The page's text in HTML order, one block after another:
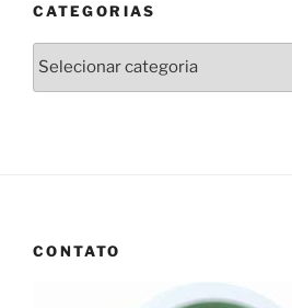
CATEGORIAS
Categorias
CONTATO